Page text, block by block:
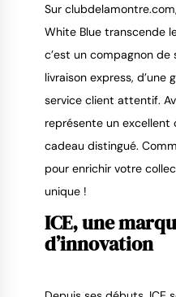
Sur
White Blue transcende
c’est un compagnon de
livraison express, d’une
service client attentif.
représente un excellent
cadeau distingué.
pour enrichir votre
unique !
ICE, une
d’innovation